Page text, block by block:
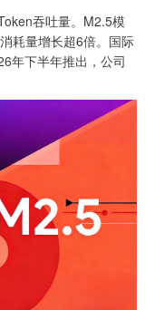
吞吐量。M2.5模
耗量增长超6倍。国际
年下半年推出，公司